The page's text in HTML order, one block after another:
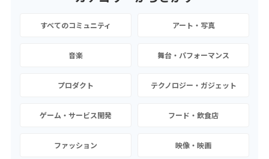
すべてのコミュニティ アート・写真
音楽 舞台・パフォーマンス
プロダクト テクノロジー・ガジェット
ゲーム・サービス開発 フード・飲食店
ファッション 映像・映画